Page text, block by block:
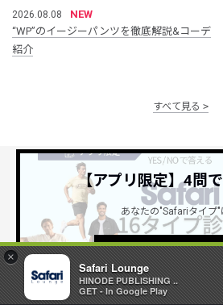
×
Safari Lounge
HINODE PUBLISHING ..
GET - In Google Play
2026.08.08
NEW
“WP”のイージーパンツを徹底解説&コーデ
紹介
すべて見る
公式SNSアカウン
【アプリ限定】4問
あなたの"Safariタイプ"
詳しくはこちら